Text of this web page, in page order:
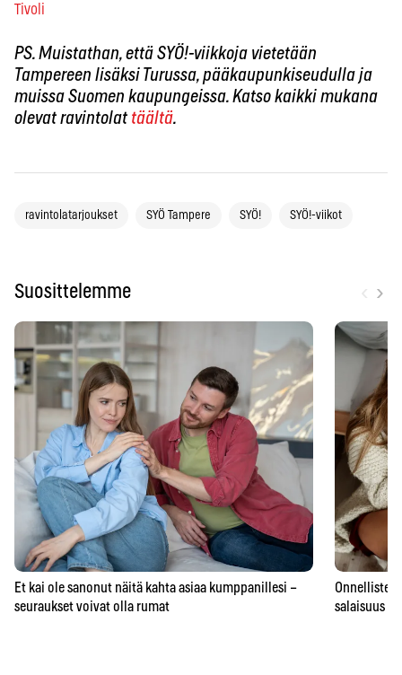
Tivoli
PS. Muistathan, että SYÖ!-viikkoja vietetään
Tampereen lisäksi Turussa, pääkaupunkiseudulla ja
muissa Suomen kaupungeissa. Katso kaikki mukana
olevat ravintolat täältä.
ravintolatarjoukset SYÖ Tampere SYÖ! SYÖ!-viikot
Suosittelemme ›
Et kai ole sanonut näitä kahta asiaa kumppanillesi –
seuraukset voivat olla rumat
Onnellisten
salaisuus –